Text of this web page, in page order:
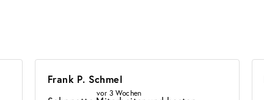
Frank P. Schmel
vor 3 Wochen